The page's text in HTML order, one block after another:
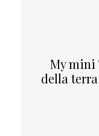
My mini
della